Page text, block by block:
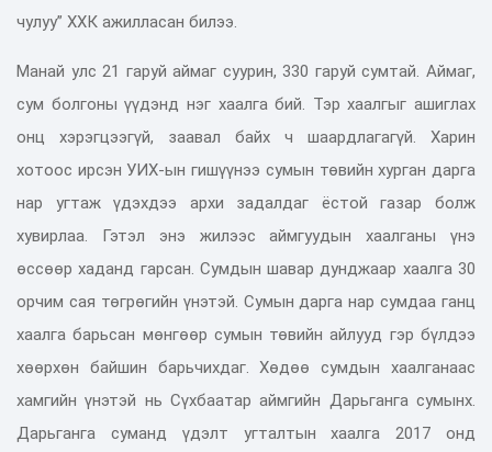
чулуу” ХХК ажилласан билээ.
Манай улс 21 гаруй аймаг суурин, 330 гаруй сумтай. Аймаг,
сум болгоны үүдэнд нэг хаалга бий. Тэр хаалгыг ашиглах
онц хэрэгцээгүй, заавал байх ч шаардлагагүй. Харин
хотоос ирсэн УИХ-ын гишүүнээ сумын төвийн хурган дарга
нар угтаж үдэхдээ архи задалдаг ёстой газар болж
хувирлаа. Гэтэл энэ жилээс аймгуудын хаалганы үнэ
өссөөр хаданд гарсан. Сумдын шавар дунджаар хаалга 30
орчим сая төгрөгийн үнэтэй. Сумын дарга нар сумдаа ганц
хаалга барьсан мөнгөөр сумын төвийн айлууд гэр бүлдээ
хөөрхөн байшин барьчихдаг. Хөдөө сумдын хаалганаас
хамгийн үнэтэй нь Сүхбаатар аймгийн Дарьганга сумынх.
Дарьганга суманд үдэлт угталтын хаалга 2017 онд